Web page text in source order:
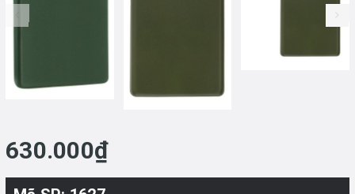
630.000₫